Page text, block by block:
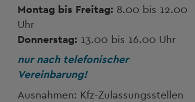
Montag bis Freitag: 8.00 bis 12.00
Uhr
Donnerstag: 13.00 bis 16.00 Uhr
nur nach telefonischer
Vereinbarung!
Ausnahmen: Kfz-Zulassungsstellen